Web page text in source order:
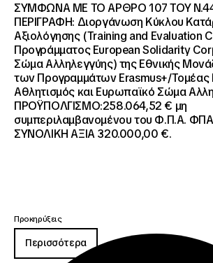
ΣΥΜΦΩΝΑ ΜΕ ΤΟ ΑΡΘΡΟ 107 ΤΟΥ
ΠΕΡΙΓΡΑΦΗ: Διοργάνωση Κύκλου
Αξιολόγησης (Training and Evaluation
Προγράμματος European Solidarity
Σώμα Αλληλεγγύης) της Εθνικής
των Προγραμμάτων Erasmus+/Τομέας
Αθλητισμός και Ευρωπαϊκό Σώμα
ΠΡΟΫΠΟΛΓΙΣΜΟ:258.064,52 € μη
συμπεριλαμβανομένου του Φ.Π.Α.
ΣΥΝΟΛΙΚΗ ΑΞΙΑ 320.000,00 €.
Προκηρύξεις
Περισσότερα